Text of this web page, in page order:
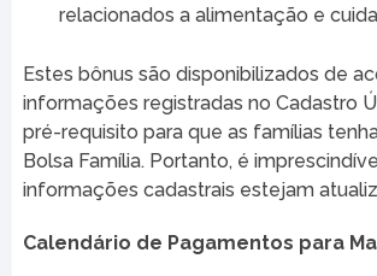
relacionados a alimentação e
Estes bônus são disponibilizados de
informações registradas no Cadastro
pré-requisito para que as famílias
Bolsa Família. Portanto, é
informações cadastrais estejam
Calendário de Pagamentos para